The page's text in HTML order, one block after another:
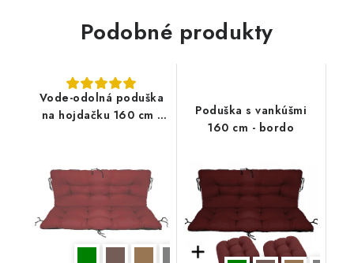
Podobné produkty
Vode-odolná poduška
na hojdačku 160 cm -
Poduška s vankúšmi
160 cm - bordo